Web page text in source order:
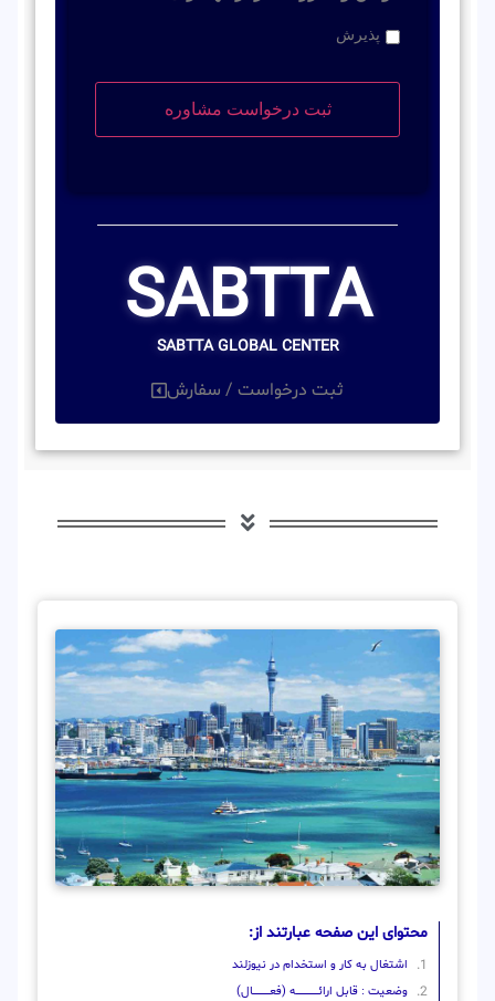
پذیرش
SABTTA
SABTTA GLOBAL CENTER
ثبت درخواست / سفارش
محتوای این صفحه عبارتند از:
اشتغال به کار و استخدام در نیوزلند
وضعیت : قابل ارائــــــــــــــــــــه (فعـــــــــــــــال)